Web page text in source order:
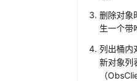
删除对象
生一个带
列出桶内
新对象列
（